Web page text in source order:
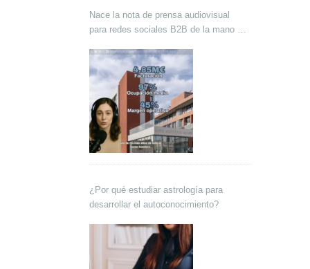
Nace la nota de prensa audiovisual
para redes sociales B2B de la mano de
¿Por qué estudiar astrología para
desarrollar el autoconocimiento?